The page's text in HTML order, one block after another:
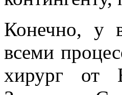
Конечно, у
всеми
хирург от